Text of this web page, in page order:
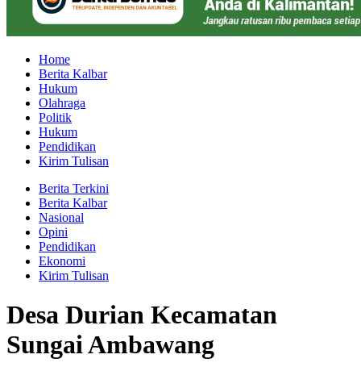
Home
Berita Kalbar
Hukum
Olahraga
Politik
Hukum
Pendidikan
Kirim Tulisan
Berita Terkini
Berita Kalbar
Nasional
Opini
Pendidikan
Ekonomi
Kirim Tulisan
Desa Durian Kecamatan
Sungai Ambawang